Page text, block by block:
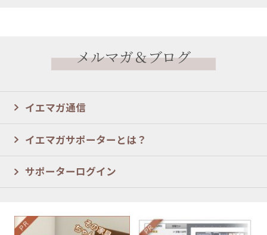
メルマガ＆ブログ
イエマガ通信
イエマガサポーターとは？
サポーターログイン